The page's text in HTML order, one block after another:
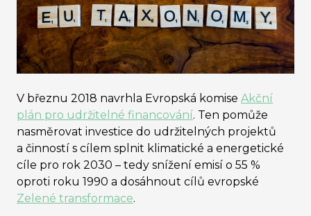
V březnu 2018 navrhla Evropská komise Akční
plán pro udržitelné financování. Ten pomůže
nasměrovat investice do udržitelných projektů
a činností s cílem splnit klimatické a energetické
cíle pro rok 2030 – tedy snížení emisí o 55 %
oproti roku 1990 a dosáhnout cílů evropské
Zelené transformace.